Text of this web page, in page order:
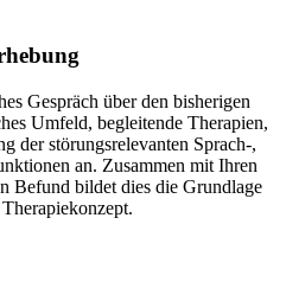
Gespräch über den bisherigen
Umfeld, begleitende Therapien,
der störungsrelevanten Sprach-,
an. Zusammen mit Ihren
Befund bildet dies die Grundlage